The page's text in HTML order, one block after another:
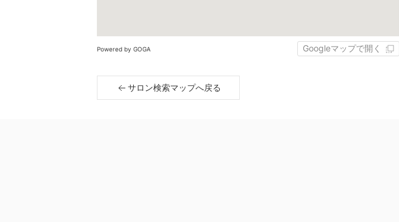
Powered by GOGA Googleマップで開く
サロン検索マップへ戻る